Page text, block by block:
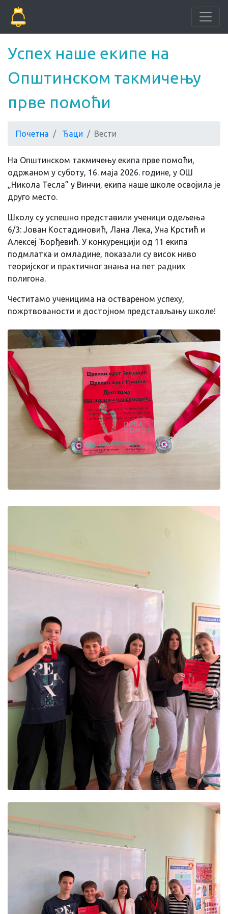
Успех наше екипе на
Општинском такмичењу
прве помоћи
Почетна Ђаци Вести
На Општинском такмичењу екипа прве помоћи,
одржаном у суботу, 16. маја 2026. године, у ОШ
„Никола Тесла” у Винчи, екипа наше школе освојила је
друго место.
Школу су успешно представили ученици одељења
6/3: Јован Костадиновић, Лана Лека, Уна Крстић и
Алексеј Ђорђевић. У конкуренцији од 11 екипа
подмлатка и омладине, показали су висок ниво
теоријског и практичног знања на пет радних
полигона.
Честитамо ученицима на оствареном успеху,
пожртвованости и достојном представљању школе!